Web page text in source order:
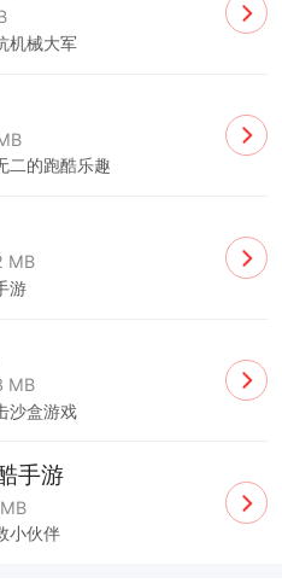
机械大军
二的跑酷乐趣
MB
游
MB
沙盒游戏
手游
小伙伴